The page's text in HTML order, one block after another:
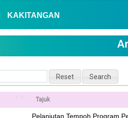
KAKITANGAN
Tajuk
Pelanjutan Tempoh Program